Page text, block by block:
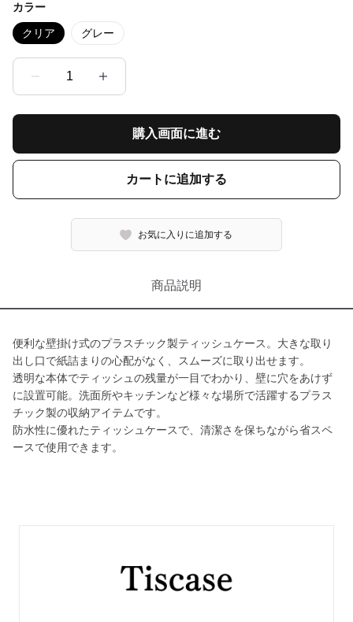
カラー
クリア グレー
1
購入画面に進む
カートに追加する
お気に入りに追加する
商品説明
便利な壁掛け式のプラスチック製ティッシュケース。大きな取り
出し口で紙詰まりの心配がなく、スムーズに取り出せます。
透明な本体でティッシュの残量が一目でわかり、壁に穴をあけず
に設置可能。洗面所やキッチンなど様々な場所で活躍するプラス
チック製の収納アイテムです。
防水性に優れたティッシュケースで、清潔さを保ちながら省スペ
ースで使用できます。